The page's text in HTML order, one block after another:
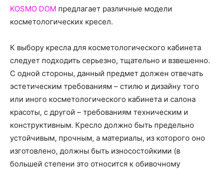
KOSMO DOM предлагает различные модели
косметологических кресел.
К выбору кресла для косметологического кабинета
следует подходить серьезно, тщательно и взвешенно.
С одной стороны, данный предмет должен отвечать
эстетическим требованиям – стилю и дизайну того
или иного косметологического кабинета и салона
красоты, с другой – требованиям техническим и
конструктивным. Кресло должно быть предельно
устойчивым, прочным, а материалы, из которого оно
изготовлено, должны быть износостойкими (в
большей степени это относится к обивочному